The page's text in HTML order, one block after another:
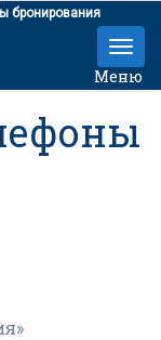
бронирования
Меню